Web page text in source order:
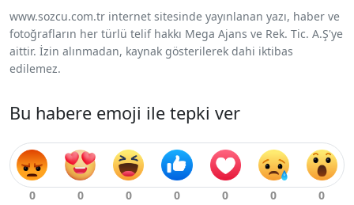
www.sozcu.com.tr internet sitesinde yayınlanan yazı, haber ve
fotoğrafların her türlü telif hakkı Mega Ajans ve Rek. Tic. A.Ş'ye
aittir. İzin alınmadan, kaynak gösterilerek dahi iktibas
edilemez.
Bu habere emoji ile tepki ver